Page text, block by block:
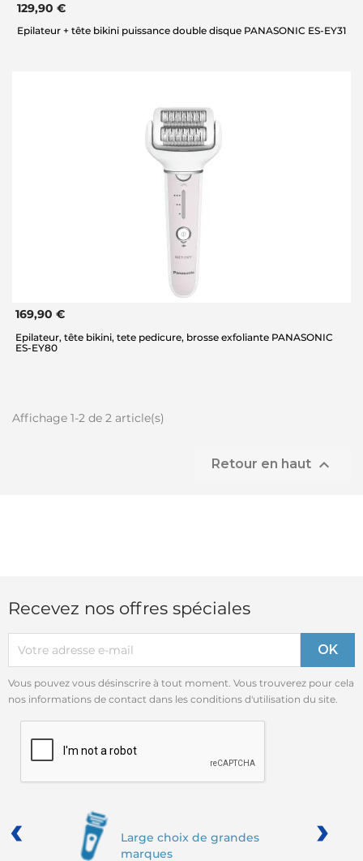
129,90 €
Epilateur + tête bikini puissance double disque PANASONIC ES-EY31
169,90 €
Epilateur, tête bikini, tete pedicure, brosse exfoliante PANASONIC
ES-EY80
Affichage 1-2 de 2 article(s)
Retour en haut 
Recevez nos offres spéciales
Vous pouvez vous désinscrire à tout moment. Vous trouverez pour cela
nos informations de contact dans les conditions d'utilisation du site.
Large choix de grandes
marques
‹ ›